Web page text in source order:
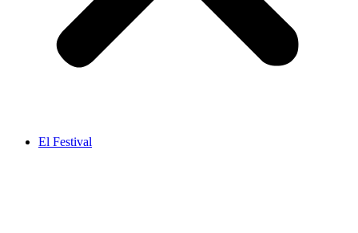
El Festival